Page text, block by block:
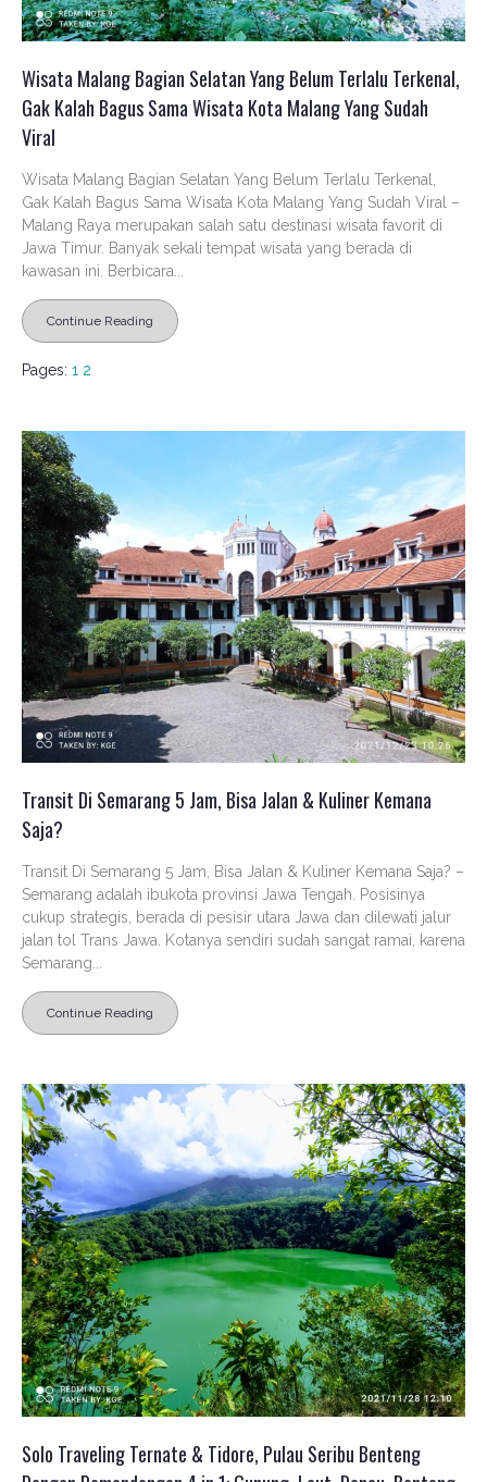
Wisata Malang Bagian Selatan Yang Belum Terlalu Terkenal,
Gak Kalah Bagus Sama Wisata Kota Malang Yang Sudah
Viral
Wisata Malang Bagian Selatan Yang Belum Terlalu Terkenal,
Gak Kalah Bagus Sama Wisata Kota Malang Yang Sudah Viral –
Malang Raya merupakan salah satu destinasi wisata favorit di
Jawa Timur. Banyak sekali tempat wisata yang berada di
kawasan ini. Berbicara...
Continue Reading
Pages: 1 2
Transit Di Semarang 5 Jam, Bisa Jalan & Kuliner Kemana
Saja?
Transit Di Semarang 5 Jam, Bisa Jalan & Kuliner Kemana Saja? –
Semarang adalah ibukota provinsi Jawa Tengah. Posisinya
cukup strategis, berada di pesisir utara Jawa dan dilewati jalur
jalan tol Trans Jawa. Kotanya sendiri sudah sangat ramai, karena
Semarang...
Continue Reading
Solo Traveling Ternate & Tidore, Pulau Seribu Benteng